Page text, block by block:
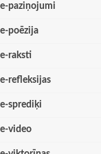
e-paziņojumi
e-poēzija
e-raksti
e-refleksijas
e-sprediķi
e-video